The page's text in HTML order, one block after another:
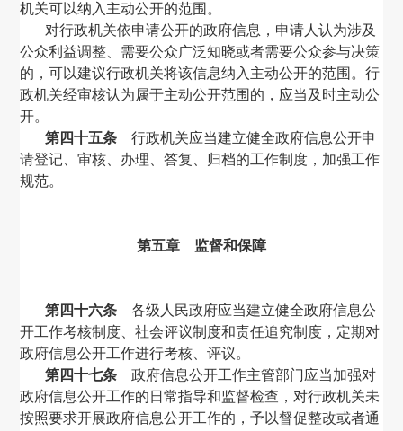
机关可以纳入主动公开的范围。
对行政机关依申请公开的政府信息，申请人认为涉及
公众利益调整、需要公众广泛知晓或者需要公众参与决策
的，可以建议行政机关将该信息纳入主动公开的范围。行
政机关经审核认为属于主动公开范围的，应当及时主动公
开。
第四十五条 行政机关应当建立健全政府信息公开申
请登记、审核、办理、答复、归档的工作制度，加强工作
规范。
第五章 监督和保障
第四十六条 各级人民政府应当建立健全政府信息公
开工作考核制度、社会评议制度和责任追究制度，定期对
政府信息公开工作进行考核、评议。
第四十七条 政府信息公开工作主管部门应当加强对
政府信息公开工作的日常指导和监督检查，对行政机关未
按照要求开展政府信息公开工作的，予以督促整改或者通